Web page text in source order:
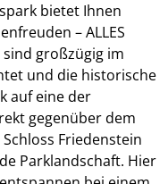
bietet Ihnen
– ALLES
sind großzügig im
und die historische
auf eine der
gegenüber dem
Friedenstein
Parklandschaft. Hier